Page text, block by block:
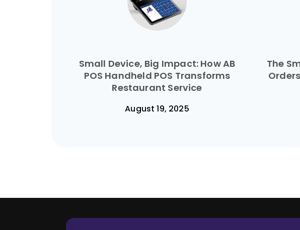
Small Device, Big Impact: How AB
POS Handheld POS Transforms
Restaurant Service
August 19, 2025
The